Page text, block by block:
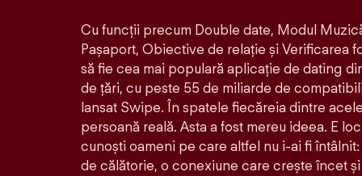
Cu funcții precum Double date, Modul
Pașaport, Obiective de relație și Verificarea
să fie cea mai populară aplicație de dating
de țări, cu peste 55 de miliarde de
lansat Swipe. În spatele fiecăreia dintre
persoană reală. Asta a fost mereu ideea. E
cunoști oameni pe care altfel nu i-ai fi
de călătorie, o conexiune care crește încet